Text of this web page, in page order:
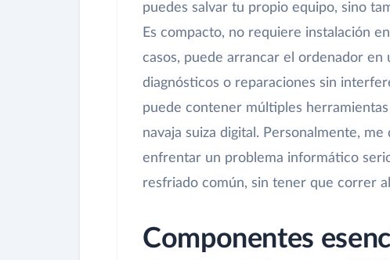
puedes salvar tu propio equipo, sino
Es compacto, no requiere instalación
casos, puede arrancar el ordenador
diagnósticos o reparaciones sin
puede contener múltiples
navaja suiza digital. Personalmente,
enfrentar un problema informático
resfriado común, sin tener que correr
Componentes